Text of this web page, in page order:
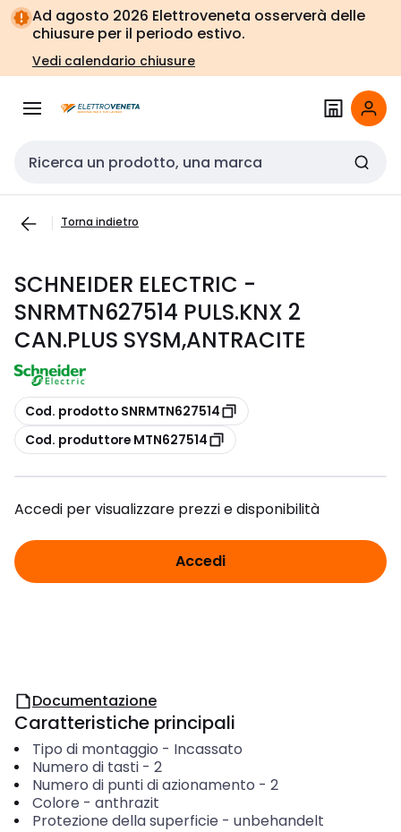
Vai alla
navigazione
Vai
alla
pagina
Ad agosto 2026 Elettroveneta osserverà delle
chiusure per il periodo estivo.
Vedi calendario chiusure
Cerca input
Torna indietro
SCHNEIDER ELECTRIC -
SNRMTN627514 PULS.KNX 2
CAN.PLUS SYSM,ANTRACITE
copia
Cod. prodotto SNRMTN627514
copia
Cod. produttore MTN627514
Accedi per visualizzare prezzi e disponibilità
Accedi
Documentazione
Caratteristiche principali
Tipo di montaggio - Incassato
Numero di tasti- 2
Numero di punti di azionamento - 2
Colore - anthrazit
Protezione della superficie - unbehandelt